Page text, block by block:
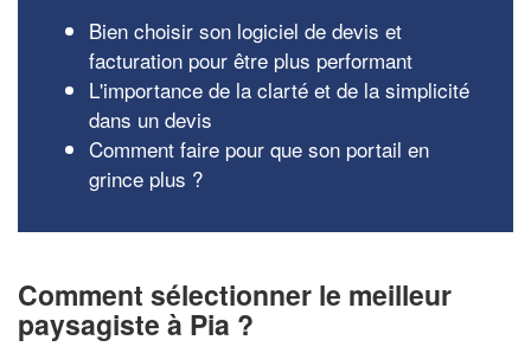
Bien choisir son logiciel de devis et
facturation pour être plus performant
L'importance de la clarté et de la simplicité
dans un devis
Comment faire pour que son portail en
grince plus ?
Comment sélectionner le meilleur
paysagiste à Pia ?